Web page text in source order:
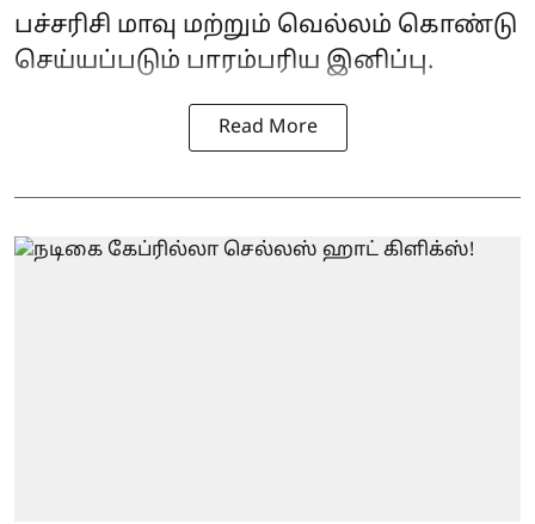
பச்சரிசி மாவு மற்றும் வெல்லம் கொண்டு
செய்யப்படும் பாரம்பரிய இனிப்பு.
Read More